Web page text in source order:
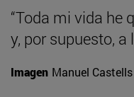
“Toda mi vida he
y, por supuesto, a
Imagen Manuel Castells